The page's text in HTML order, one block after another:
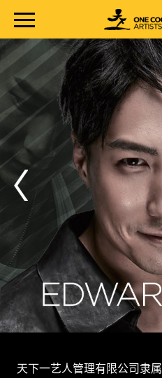
天下一艺人管理有限公司隶